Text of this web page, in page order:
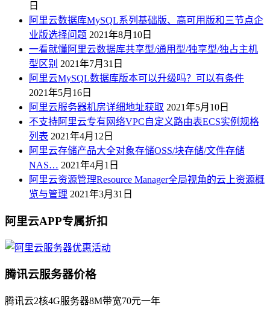
日
阿里云数据库MySQL系列基础版、高可用版和三节点企
业版选择问题 2021年8月10日
一看就懂阿里云数据库共享型/通用型/独享型/独占主机
型区别 2021年7月31日
阿里云MySQL数据库版本可以升级吗？可以有条件
2021年5月16日
阿里云服务器机房详细地址获取 2021年5月10日
不支持阿里云专有网络VPC自定义路由表ECS实例规格
列表 2021年4月12日
阿里云存储产品大全对象存储OSS/块存储/文件存储
NAS… 2021年4月1日
阿里云资源管理Resource Manager全局视角的云上资源概
览与管理 2021年3月31日
阿里云APP专属折扣
腾讯云服务器价格
腾讯云2核4G服务器8M带宽70元一年